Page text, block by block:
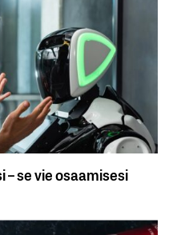
– se vie osaamisesi